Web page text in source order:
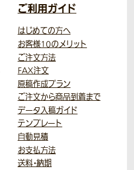
ご利用ガイド
はじめての方へ
お客様10のメリット
ご注文方法
FAX注文
原稿作成プラン
ご注文から商品到着まで
データ入稿ガイド
テンプレート
自動見積
お支払方法
送料・納期